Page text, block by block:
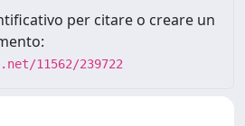
per citare o creare un
11562/239722